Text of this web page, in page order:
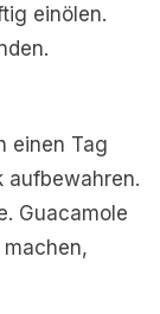
einölen.
einen Tag
aufbewahren.
Guacamole